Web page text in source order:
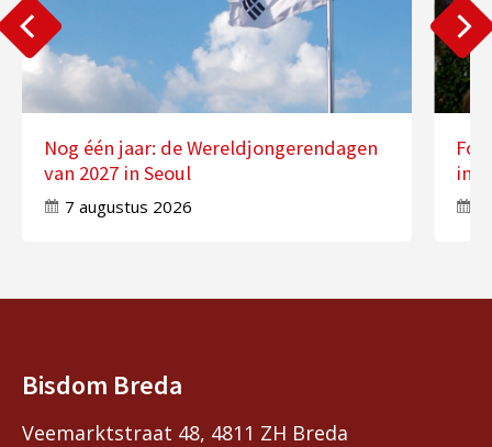
Nog één jaar: de Wereldjongerendagen
van 2027 in Seoul
7 augustus 2026
in
Bisdom Breda
Veemarktstraat 48, 4811 ZH Breda